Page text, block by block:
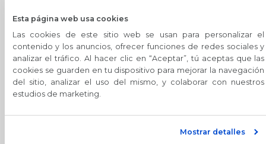
Esta página web usa cookies
Las cookies de este sitio web se usan para personalizar el
contenido y los anuncios, ofrecer funciones de redes sociales y
analizar el tráfico. Al hacer clic en “Aceptar”, tú aceptas que las
cookies se guarden en tu dispositivo para mejorar la navegación
del sitio, analizar el uso del mismo, y colaborar con nuestros
estudios de marketing.
Mostrar detalles
Invierte en Línea
Inversión Preferencial
BGR Invierte
Servicios
ninguna circunstancia.
Privacidad de los datos del
cliente
Nunca entregamos información confidencial de nuestros
clientes a personas no autorizadas (familiares y amigos).